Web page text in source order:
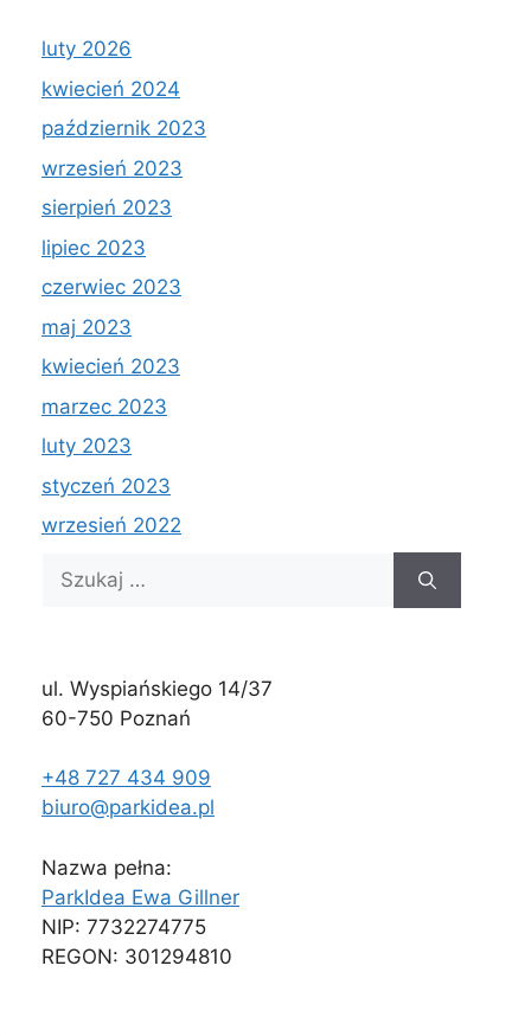
luty 2026
kwiecień 2024
październik 2023
wrzesień 2023
sierpień 2023
lipiec 2023
czerwiec 2023
maj 2023
kwiecień 2023
marzec 2023
luty 2023
styczeń 2023
wrzesień 2022
Szukaj:
ul. Wyspiańskiego 14/37
60-750 Poznań
+48 727 434 909
biuro@parkidea.pl
Nazwa pełna:
ParkIdea Ewa Gillner
NIP: 7732274775
REGON: 301294810